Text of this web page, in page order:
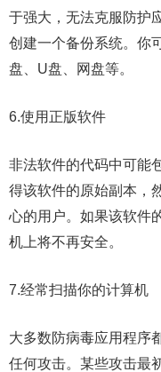
于强大，无法克服防护
创建一个备份系统。你
盘、U盘、网盘等。
6.使用正版软件
非法软件的代码中可能
得该软件的原始副本，
心的用户。如果该软件
机上将不再安全。
7.经常扫描你的计算机
大多数防病毒应用程序
任何攻击。某些攻击最